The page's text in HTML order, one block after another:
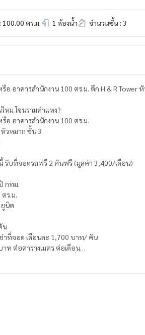
ตร.ม. 1 ห้องน้ำ จำนวนชั้น : 3
อ อาคารสำนักงาน 100 ตร.ม. ตึก H & R Tower
ม โซนรามคำแหง?
อ อาคารสำนักงาน 100 ตร.ม.
หัวหมาก ชั้น 3
รับที่จอดรถฟรี 2 คันฟรี (มูลค่า 3,400/เดือน)
กทม.
ร.ม.
นิต
น
าที่จอด เดือนละ 1,700 บาท/ คัน
าท ต่อตารางเมตร ต่อเดือน
BTU Daikin) – 2 เครื่อง